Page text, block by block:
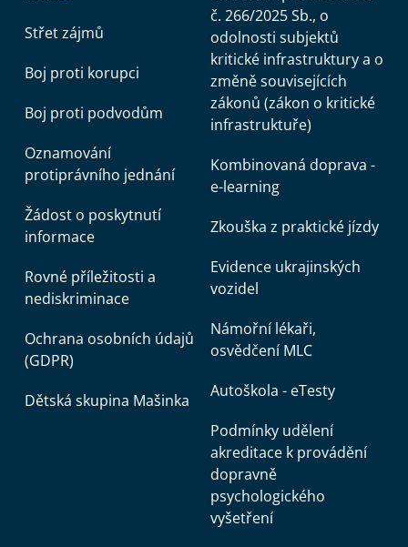
Střet zájmů
Boj proti korupci
Boj proti podvodům
Oznamování
protiprávního jednání
Žádost o poskytnutí
informace
Rovné příležitosti a
nediskriminace
Ochrana osobních údajů
(GDPR)
Dětská skupina Mašinka
č. 266/2025 Sb., o
odolnosti subjektů
kritické infrastruktury a o
změně souvisejících
zákonů (zákon o kritické
infrastruktuře)
Kombinovaná doprava -
e-learning
Zkouška z praktické jízdy
Evidence ukrajinských
vozidel
Námořní lékaři,
osvědčení MLC
Autoškola - eTesty
Podmínky udělení
akreditace k provádění
dopravně
psychologického
vyšetření